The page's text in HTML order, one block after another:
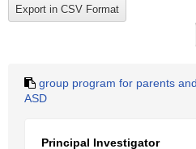
group program for parents
ASD
Principal Investigator